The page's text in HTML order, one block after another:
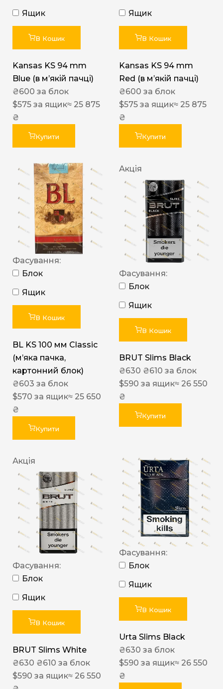
Ящик
В Кошик
Kansas KS 94 mm
Blue (в мʼякій пачці)
₴600 за блок
$575 за ящик≈ 25 875
₴
Купити
Ящик
В Кошик
Kansas KS 94 mm
Red (в мʼякій пачці)
₴600 за блок
$575 за ящик≈ 25 875
₴
Купити
Фасування:
Блок
Ящик
В Кошик
BL KS 100 мм Classic
(м’яка пачка,
картонний блок)
₴603 за блок
$570 за ящик≈ 25 650
₴
Купити
Акція
Фасування:
Блок
Ящик
В Кошик
BRUT Slims Black
₴630 ₴610 за блок
$590 за ящик≈ 26 550
₴
Купити
Акція
Фасування:
Блок
Ящик
В Кошик
BRUT Slims White
₴630 ₴610 за блок
$590 за ящик≈ 26 550
Фасування:
Блок
Ящик
В Кошик
Urta Slims Black
₴630 за блок
$590 за ящик≈ 26 550
₴